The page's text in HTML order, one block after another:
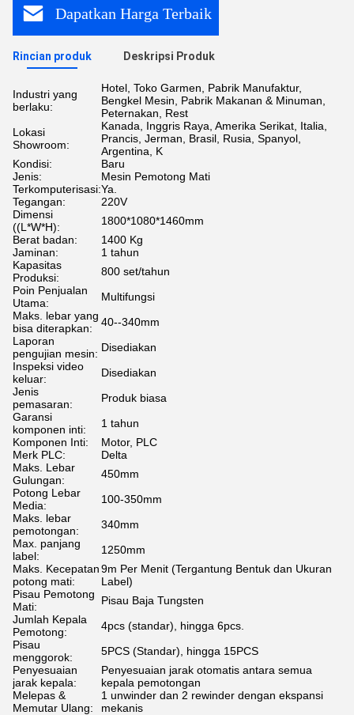
Dapatkan Harga Terbaik
Rincian produk Deskripsi Produk
Industri yang
berlaku:
Hotel, Toko Garmen, Pabrik Manufaktur,
Bengkel Mesin, Pabrik Makanan & Minuman,
Peternakan, Rest
Lokasi
Showroom:
Kanada, Inggris Raya, Amerika Serikat, Italia,
Prancis, Jerman, Brasil, Rusia, Spanyol,
Argentina, K
Kondisi:
Baru
Jenis:
Mesin Pemotong Mati
Terkomputerisasi:Ya.
Tegangan:
220V
Dimensi
((L*W*H):
1800*1080*1460mm
Berat badan:
1400 Kg
Jaminan:
1 tahun
Kapasitas
Produksi:
800 set/tahun
Poin Penjualan
Utama:
Multifungsi
Maks. lebar yang
bisa diterapkan:
40--340mm
Laporan
pengujian mesin: Disediakan
Inspeksi video
keluar:
Disediakan
Jenis
pemasaran:
Produk biasa
Garansi
komponen inti:
1 tahun
Komponen Inti:
Motor, PLC
Merk PLC:
Delta
Maks. Lebar
Gulungan:
450mm
Potong Lebar
Media:
100-350mm
Maks. lebar
pemotongan:
340mm
Max. panjang
label:
1250mm
Maks. Kecepatan
potong mati:
9m Per Menit (Tergantung Bentuk dan Ukuran
Label)
Pisau Pemotong
Mati:
Pisau Baja Tungsten
Jumlah Kepala
Pemotong:
4pcs (standar), hingga 6pcs.
Pisau
menggorok:
5PCS (Standar), hingga 15PCS
Penyesuaian
jarak kepala:
Penyesuaian jarak otomatis antara semua
kepala pemotongan
Melepas &
Memutar Ulang:
1 unwinder dan 2 rewinder dengan ekspansi
mekanis